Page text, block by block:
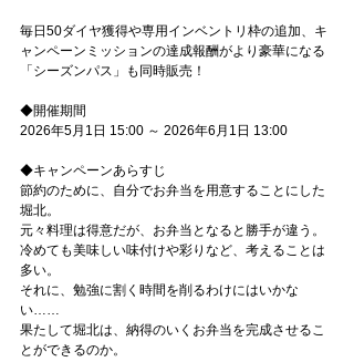
毎日50ダイヤ獲得や専用インベントリ枠の追加、キ
ャンペーンミッションの達成報酬がより豪華になる
「シーズンパス」も同時販売！
◆開催期間
2026年5月1日 15:00 ～ 2026年6月1日 13:00
◆キャンペーンあらすじ
節約のために、自分でお弁当を用意することにした
堀北。
元々料理は得意だが、お弁当となると勝手が違う。
冷めても美味しい味付けや彩りなど、考えることは
多い。
それに、勉強に割く時間を削るわけにはいかな
い……
果たして堀北は、納得のいくお弁当を完成させるこ
とができるのか。